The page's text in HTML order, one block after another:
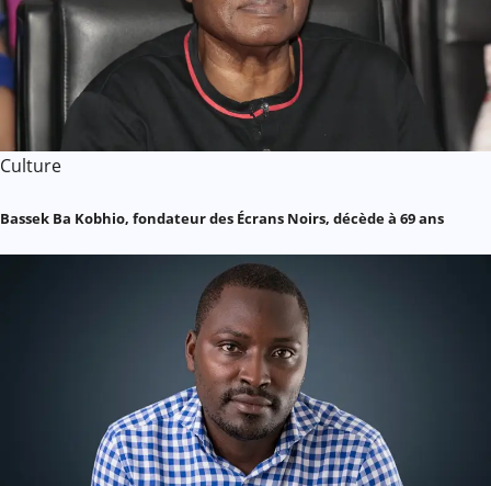
Culture
Bassek Ba Kobhio, fondateur des Écrans Noirs, décède à 69 ans